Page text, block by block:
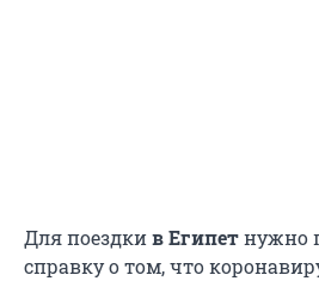
Для поездкив Египетнужно
справку о том, что